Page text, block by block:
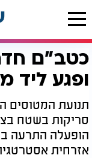
דף הבית חדשות
כטב"ם
ופגע ליד
תנועת המטוסים
סריקות בשטח
הופעלה התרעה
אזרחית